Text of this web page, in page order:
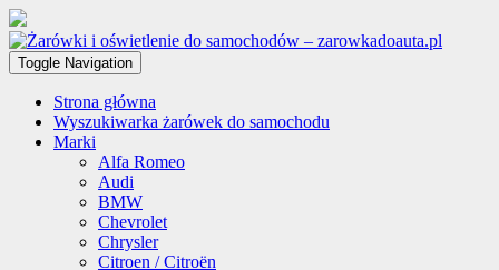
Toggle Navigation
Strona główna
Wyszukiwarka żarówek do samochodu
Marki
Alfa Romeo
Audi
BMW
Chevrolet
Chrysler
Citroen / Citroën